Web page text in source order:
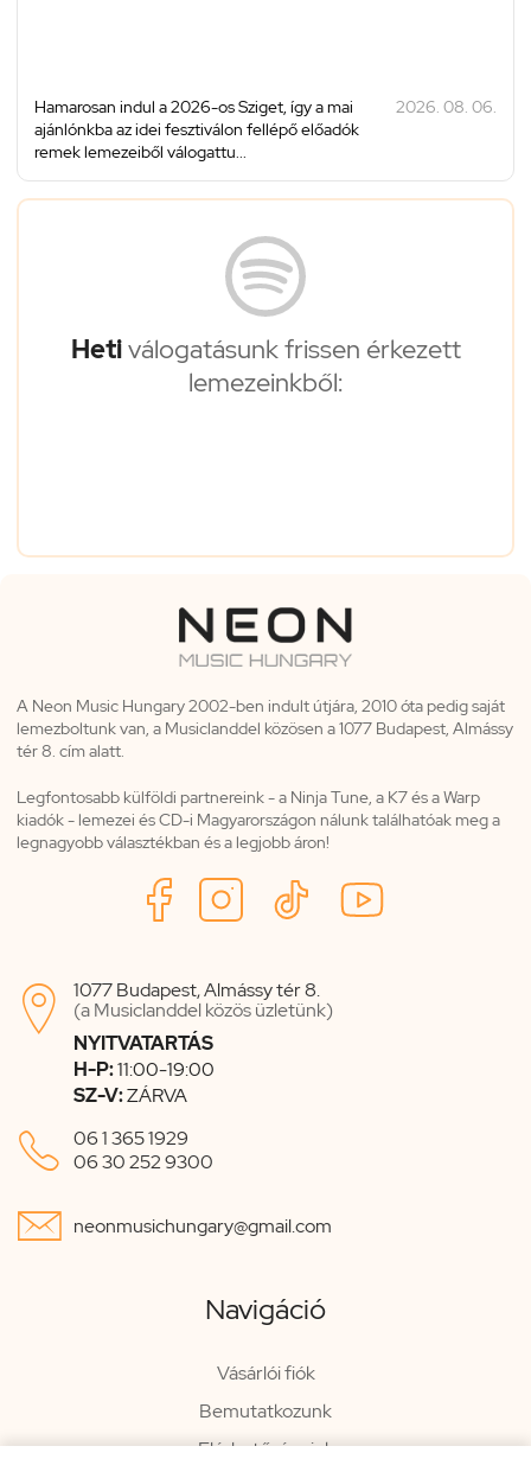
Hamarosan indul a 2026-os Sziget, így a mai
ajánlónkba az idei fesztiválon fellépő előadók
remek lemezeiből válogattu...
2026. 08. 06.
Hetiválogatásunk frissen érkezett
lemezeinkből:
A Neon Music Hungary 2002-ben indult útjára, 2010 óta pedig saját
lemezboltunk van, a Musiclanddel közösen a 1077 Budapest, Almássy
tér 8. cím alatt.
Legfontosabb külföldi partnereink - a Ninja Tune, a K7 és a Warp
kiadók - lemezei és CD-i Magyarországon nálunk találhatóak meg a
legnagyobb választékban és a legjobb áron!

1077 Budapest, Almássy tér 8.
(a Musiclanddel közös üzletünk)
NYITVATARTÁS
H-P:11:00-19:00
SZ-V:ZÁRVA
 06 1 365 1929
06 30 252 9300
 neonmusichungary@gmail.com
Navigáció
Vásárlói fiók
Bemutatkozunk
Elérhetőségeink